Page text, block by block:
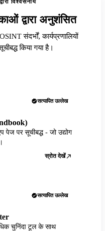
विश्वसनीय
द्वारा अनुशंसित
संदर्भों, कार्यप्रणालियों
किया गया है।
सत्यापित उल्लेख
पेज पर सूचीबद्ध - जो उद्योग
स्रोत देखें
सत्यापित उल्लेख
चुनिंदा टूल के साथ